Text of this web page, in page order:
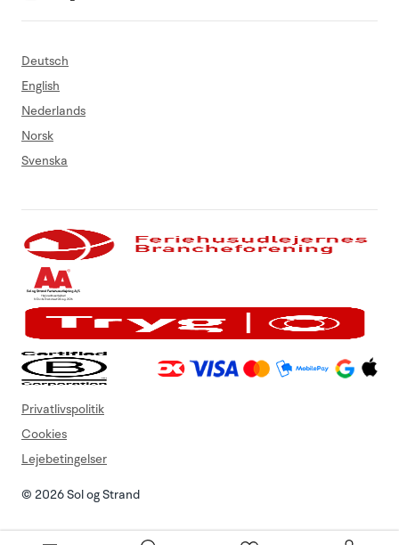
Deutsch
English
Nederlands
Norsk
Svenska
© 2026 Sol og Strand
Privatlivspolitik
Cookies
Lejebetingelser